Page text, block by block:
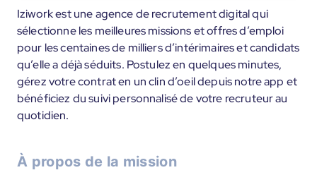
Iziwork est une agence de recrutement digital qui
sélectionne les meilleures missions et offres d’emploi
pour les centaines de milliers d’intérimaires et candidats
qu’elle a déjà séduits. Postulez en quelques minutes,
gérez votre contrat en un clin d’oeil depuis notre app et
bénéficiez du suivi personnalisé de votre recruteur au
quotidien.
À propos de la mission